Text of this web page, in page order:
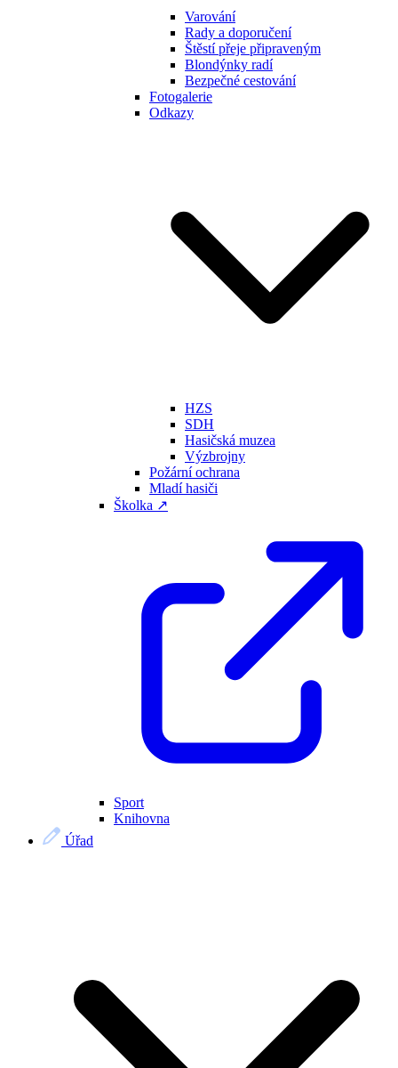
Varování
Rady a doporučení
Štěstí přeje připraveným
Blondýnky radí
Bezpečné cestování
Fotogalerie
Odkazy
HZS
SDH
Hasičská muzea
Výzbrojny
Požární ochrana
Mladí hasiči
Školka ↗
Sport
Knihovna
Úřad